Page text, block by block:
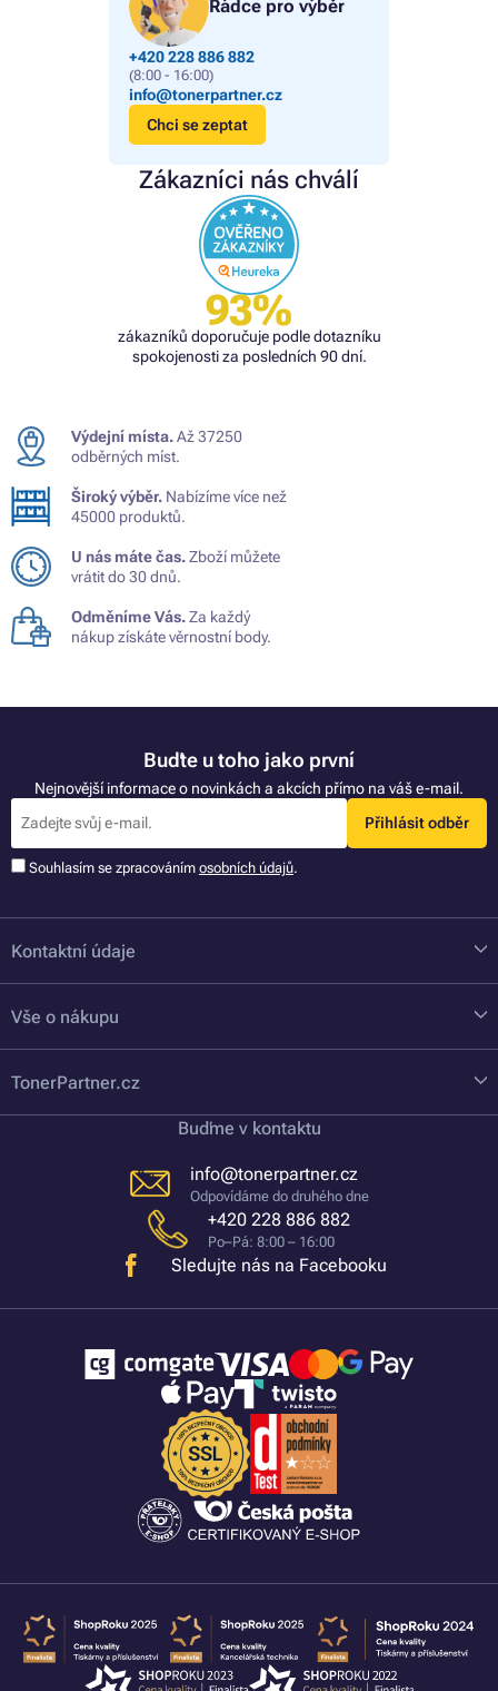
Rádce pro výběr
+420 228 886 882
(8:00 - 16:00)
info@tonerpartner.cz
Chci se zeptat
Zákazníci nás chválí
93%
zákazníků doporučuje podle dotazníku
spokojenosti za posledních 90 dní.
Výdejní místa.Až 37250
odběrných míst.
Široký výběr. Nabízíme více než
45000 produktů.
U nás máte čas.Zboží můžete
vrátit do 30 dnů.
Odměníme Vás.Za každý
nákup získáte věrnostní body.
Buďte u toho jako první
Nejnovější informace o novinkách a akcích přímo na váš e-mail.
Přihlásit odběr
Souhlasím se zpracováním osobních údajů.
Kontaktní údaje
Vše o nákupu
TonerPartner.cz
Buďme v kontaktu
info@tonerpartner.cz
Odpovídáme do druhého dne
+420 228 886 882
Po–Pá: 8:00 – 16:00
Sledujte nás na Facebooku